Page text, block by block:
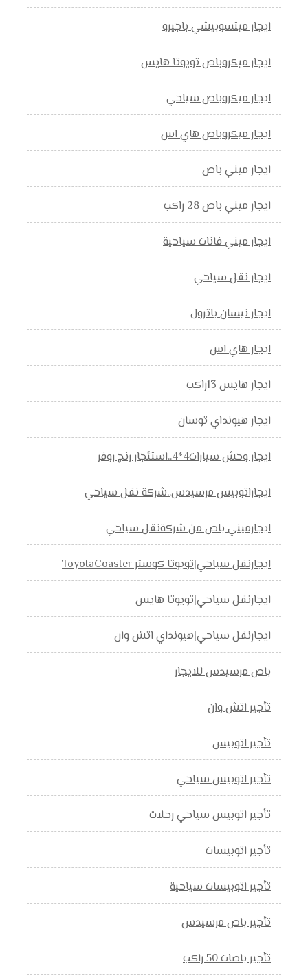
ايجار ميتسوبيشي باجيرو
ايجار ميكروباص تويوتا هايس
ايجار ميكروباص سياحي
ايجار ميكروباص هاي اس
ايجار ميني باص
ايجار ميني باص 28 راكب
ايجار ميني فانات سياحية
ايجار نقل سياحي
ايجار نيسان باترول
ايجار هاي اس
ايجار هايس 13راكب
ايجار هيونداي توسان
ايجار وحش سيارات4*4..استئجار رنج روفر
ايجاراتوبيس مرسيدس..شركة نقل سياحي
ايجارميني باص من شركةنقل سياحي
ايجارنقل سياحي|تويوتا كوستر ToyotaCoaster
ايجارنقل سياحي|تويوتا هايس
ايجارنقل سياحي|هيونداي اتش وان
باص مرسيدس للايجار
تأجير اتش وان
تأجير اتوبيس
تأجير اتوبيس سياحي
تأجير اتوبيس سياحي رحلات
تأجير اتوبيسات
تأجير اتوبيسات سياحية
تأجير باص مرسيدس
تأجير باصات 50 راكب